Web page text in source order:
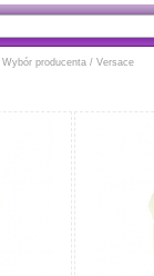
Wybór producenta/ Versace